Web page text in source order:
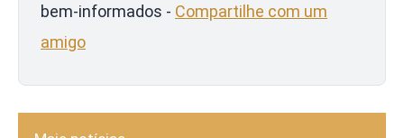
bem-informados - Compartilhe com um
amigo